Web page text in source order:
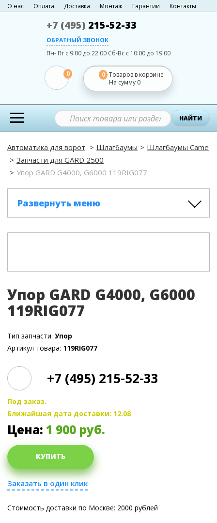
О нас Оплата Доставка Монтаж Гарантии Контакты
+7 (495) 215-52-33
ОБРАТНЫЙ ЗВОНОК
Пн- Пт с 9:00 до 22:00 Сб-Вс с 10:00 до 19:00
0 0 Товаров в корзине
На сумму 0
НАЙТИ
Автоматика для ворот Шлагбаумы
Шлагбаумы Came
Запчасти для GARD 2500
Упор GARD G4000, G6000 119RIG077
Развернуть меню
Упор GARD G4000, G6000
119RIG077
Тип запчасти: Упор
Артикул товара: 119RIG077
+7 (495) 215-52-33
Под заказ.
Ближайшая дата доставки: 12.08
Цена: 1 900 руб.
КУПИТЬ
Заказать в один клик
Стоимость доставки по Москве: 2000 рублей